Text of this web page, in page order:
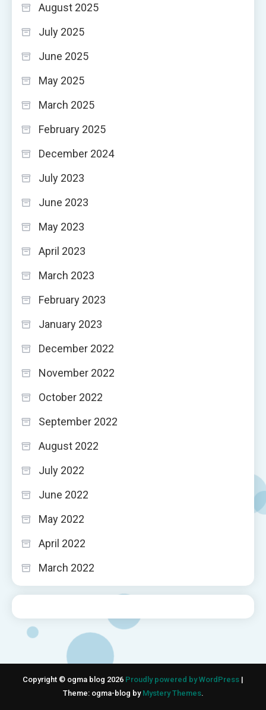
August 2025
July 2025
June 2025
May 2025
March 2025
February 2025
December 2024
July 2023
June 2023
May 2023
April 2023
March 2023
February 2023
January 2023
December 2022
November 2022
October 2022
September 2022
August 2022
July 2022
June 2022
May 2022
April 2022
March 2022
Copyright © ogma blog 2026 Proudly powered by WordPress |
Theme: ogma-blog by Mystery Themes.